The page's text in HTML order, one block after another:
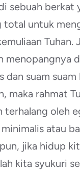
sebuah berkat
total untuk
Tuhan.
menopangnya
suam suam
maka rahmat
oleh
atau
jika hidup
kita syukuri